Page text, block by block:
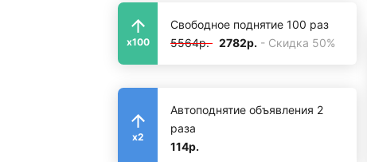
x100
Свободное поднятие 100 раз
5564р. 2782р. - Скидка 50%
x2
Автоподнятие объявления 2
раза
114р.